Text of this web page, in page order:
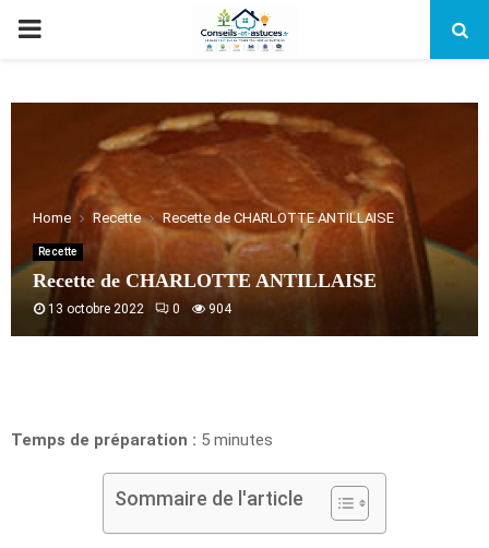
PRIMARY
Home Recette Recette de CHARLOTTE ANTILLAISE
Recette
Recette de CHARLOTTE ANTILLAISE
13 octobre 2022 0 904
Temps de préparation : 5 minutes
Sommaire de l'article